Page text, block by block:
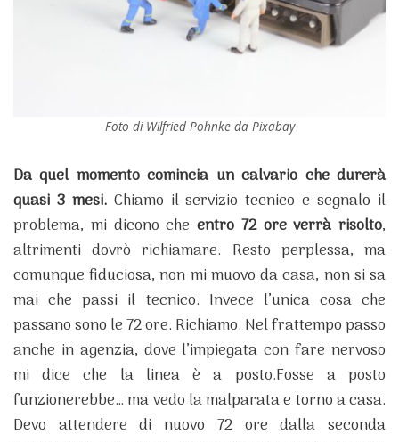
Foto di Wilfried Pohnke da Pixabay
Da quel momento comincia un calvario che durerà
quasi 3 mesi. Chiamo il servizio tecnico e segnalo il
problema, mi dicono che entro 72 ore verrà risolto,
altrimenti dovrò richiamare. Resto perplessa, ma
comunque fiduciosa, non mi muovo da casa, non si sa
mai che passi il tecnico. Invece l’unica cosa che
passano sono le 72 ore. Richiamo. Nel frattempo passo
anche in agenzia, dove l’impiegata con fare nervoso
mi dice che la linea è a posto.Fosse a posto
funzionerebbe… ma vedo la malparata e torno a casa.
Devo attendere di nuovo 72 ore dalla seconda